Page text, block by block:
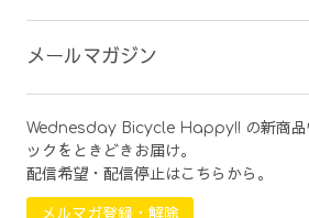
メールマガジン
Wednesday Bicycle Happy!! の新商品
ックをときどきお届け。
配信希望・配信停止はこちらから。
メルマガ登録・解除